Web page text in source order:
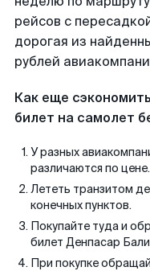
рейсов с
дорогая из
рублей
Как еще
билет на самолет
У разных
различаются по цене.
Лететь транзитом
конечных пунктов.
Покупайте туда и
билет Денпасар
При покупке